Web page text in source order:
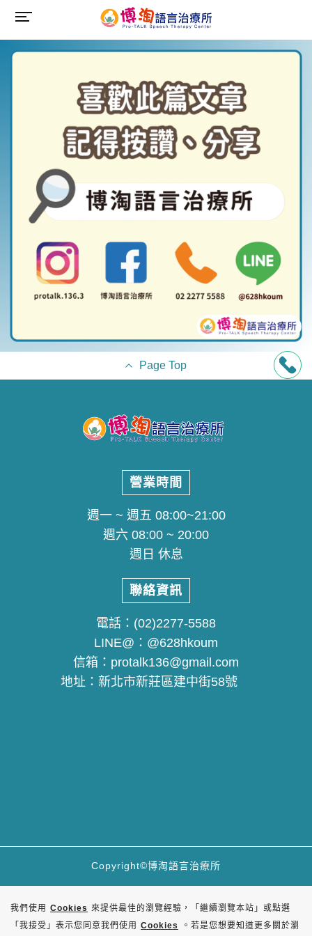
Page Top
營業時間
週一 ~ 週五 08:00~21:00
週六 08:00 ~ 20:00
週日 休息
聯絡資訊
電話： (02)2277-5588
LINE@： @628hkoum
信箱： protalk136@gmail.com
地址： 新北市新莊區建中街58號
Copyright©博淘語言治療所
我們使用 Cookies 來提供最佳的瀏覽經驗，「繼續瀏覽本站」或點選
「我接受」表示您同意我們使用 Cookies 。若是您想要知道更多關於瀏